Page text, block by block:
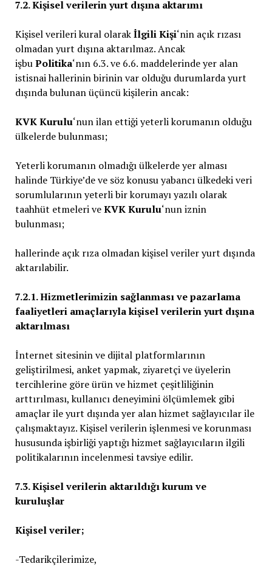
7.2. Kişisel verilerin yurt dışına aktarımı
Kişisel verileri kural olarakİlgili Kişi‘nin açık rızası
olmadan yurt dışına aktarılmaz. Ancak
işbuPolitika‘nın 6.3. ve 6.6. maddelerinde yer alan
istisnai hallerinin birinin var olduğu durumlarda yurt
dışında bulunan üçüncü kişilerin ancak:
KVK Kurulu‘nun ilan ettiği yeterli korumanın olduğu
ülkelerde bulunması;
Yeterli korumanın olmadığı ülkelerde yer alması
halinde Türkiye’de ve söz konusu yabancı ülkedeki veri
sorumlularının yeterli bir korumayı yazılı olarak
taahhüt etmeleri veKVK Kurulu‘nun iznin
bulunması;
hallerinde açık rıza olmadan kişisel veriler yurt dışında
aktarılabilir.
7.2.1. Hizmetlerimizin sağlanması ve pazarlama
faaliyetleri amaçlarıyla kişisel verilerin yurt dışına
aktarılması
İnternet sitesinin ve dijital platformlarının
geliştirilmesi, anket yapmak, ziyaretçi ve üyelerin
tercihlerine göre ürün ve hizmet çeşitliliğinin
arttırılması, kullanıcı deneyimini ölçümlemek gibi
amaçlar ile yurt dışında yer alan hizmet sağlayıcılar ile
çalışmaktayız. Kişisel verilerin işlenmesi ve korunması
hususunda işbirliği yaptığı hizmet sağlayıcıların ilgili
politikalarının incelenmesi tavsiye edilir.
7.3. Kişisel verilerin aktarıldığı kurum ve
kuruluşlar
Kişisel veriler;
-Tedarikçilerimize,